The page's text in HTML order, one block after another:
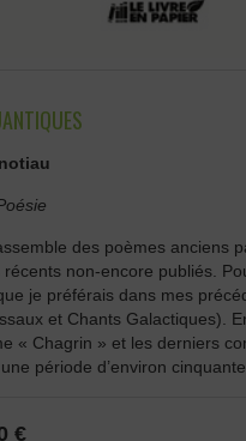
des poèmes anciens
non-encore publiés.
je préférais dans mes
et Chants Galactiques).
« Chagrin » et les derniers
période d’environ
€